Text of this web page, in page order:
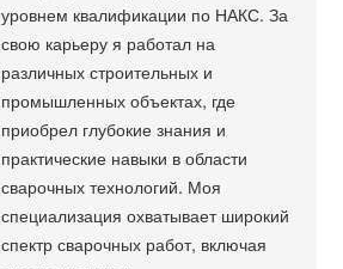
уровнем квалификации по НАКС. За
свою карьеру я работал на
различных строительных и
промышленных объектах, где
приобрел глубокие знания и
практические навыки в области
сварочных технологий. Моя
специализация охватывает широкий
спектр сварочных работ, включая